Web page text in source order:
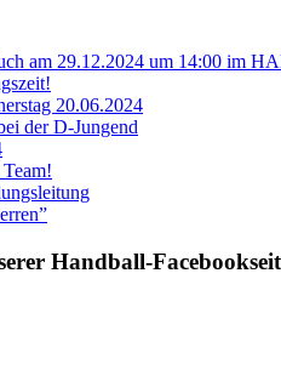
am 29.12.2024 um 14:00 im
20.06.2024
der D-Jungend
Handball-